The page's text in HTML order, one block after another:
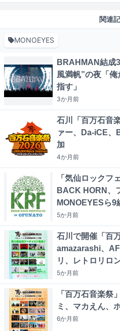
関連
MONOEYES
BRAHMAN結成
風満帆”の夜「
指す」
3か月前
石川「百万石音
ァー、Da-iCE、
加
4か月前
「気仙ロックフ
BACK HORN、
MONOEYESら9
5か月前
石川で開催「百
amazarashi、
リ、レトロリロ
5か月前
「百万石音楽祭
ミ、マカえん、
6か月前